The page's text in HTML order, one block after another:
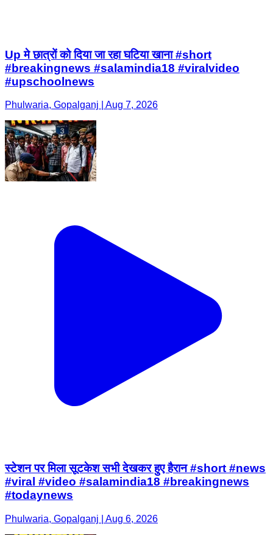
Up मे छात्रों को दिया जा रहा घटिया खाना #short
#breakingnews #salamindia18 #viralvideo
#upschoolnews
Phulwaria, Gopalganj | Aug 7, 2026
स्टेशन पर मिला सूटकेश सभी देखकर हुए हैरान #short #news
#viral #video #salamindia18 #breakingnews
#todaynews
Phulwaria, Gopalganj | Aug 6, 2026